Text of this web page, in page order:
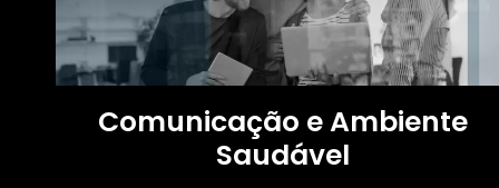
Comunicação e Ambiente
Saudável